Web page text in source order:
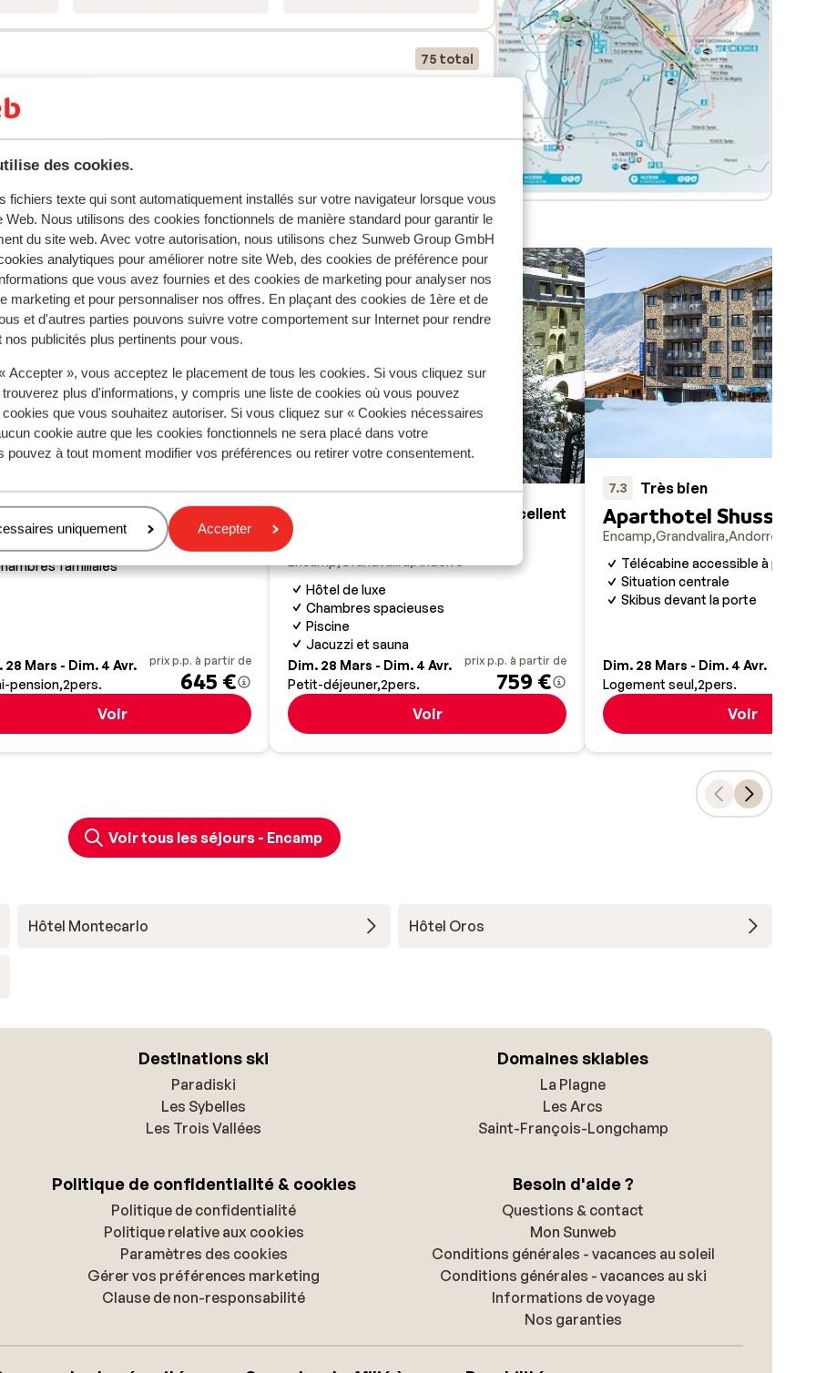
des cookies.
fichiers texte qui sont automatiquement installés sur votre navigateur lorsque vous
Web. Nous utilisons des cookies fonctionnels de manière standard pour garantir le
du site web. Avec votre autorisation, nous utilisons chez Sunweb Group GmbH
analytiques pour améliorer notre site Web, des cookies de préférence pour
que vous avez fournies et des cookies de marketing pour analyser nos
marketing et pour personnaliser nos offres. En plaçant des cookies de 1ère et de
et d'autres parties pouvons suivre votre comportement sur Internet pour rendre
nos publicités plus pertinents pour vous.
Accepter », vous acceptez le placement de tous les cookies. Si vous cliquez sur
plus d'informations, y compris une liste de cookies où vous pouvez
que vous souhaitez autoriser. Si vous cliquez sur « Cookies nécessaires
cookie autre que les cookies fonctionnels ne sera placé dans votre
pouvez à tout moment modifier vos préférences ou retirer votre consentement.
uniquement Accepter
rapport qualité/prix. Laissez-vous séduire par notre
75 total
30
Télésièges
42
7.4 Très bien
Oros
mécaniques accessibles à
gratuite
familiales
28 Mars - Dim. 4 Avr.
pension 2pers.
prix p.p. à partir de
645 €
Voir
Excellent
Hôtel Guillem
Encamp Grandvalira Andorre
Hôtel de luxe
Chambres spacieuses
Piscine
Jacuzzi et sauna
Dim. 28 Mars - Dim. 4 Avr.
Petit-déjeuner 2pers.
prix p.p. à partir de
759 €
Voir
7.3 Très bien
Aparthotel Shusski
Encamp Grandvalira Andorre
Télécabine accessible à pied
Situation centrale
Skibus devant la porte
Dim. 28 Mars - Dim. 4 Avr.
Logement seul 2pers.
Voir
Voir tous les séjours - Encamp
Hôtel Montecarlo Hôtel Oros
Destinations ski
Paradiski
Les Sybelles
Les Trois Vallées
Domaines skiables
La Plagne
Les Arcs
Saint-François-Longchamp
Politique de confidentialité & cookies
Politique de confidentialité
Politique relative aux cookies
Paramètres des cookies
Gérer vos préférences marketing
Clause de non-responsabilité
Besoin d'aide ?
Questions & contact
Mon Sunweb
Conditions générales - vacances au soleil
Conditions générales - vacances au ski
Informations de voyage
Nos garanties